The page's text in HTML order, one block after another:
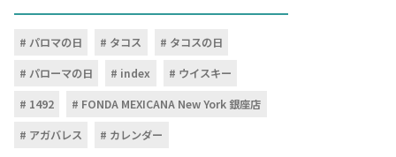
パロマの日 タコス
タコスの日
パローマの日
index
ウイスキー
1492
FONDA MEXICANA New York 銀座店
アガバレス
カレンダー